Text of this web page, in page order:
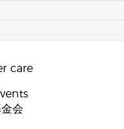
care
会